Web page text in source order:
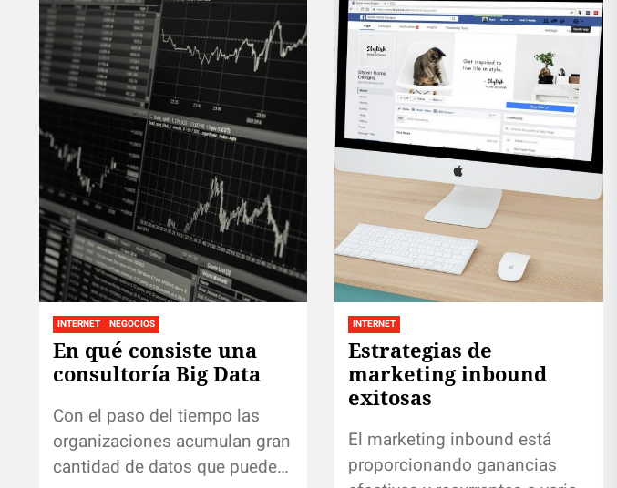
INTERNET NEGOCIOS
En qué consiste una
consultoría Big Data
Con el paso del tiempo las
organizaciones acumulan gran
cantidad de datos que pueden
INTERNET
Estrategias de
marketing inbound
exitosas
El marketing inbound está
proporcionando ganancias